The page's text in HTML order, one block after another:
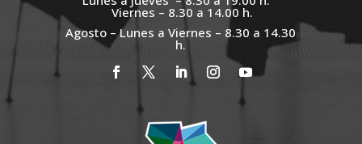
Viernes – 8.30 a 14.00 h.
Agosto – Lunes a Viernes – 8.30 a 14.30
h.